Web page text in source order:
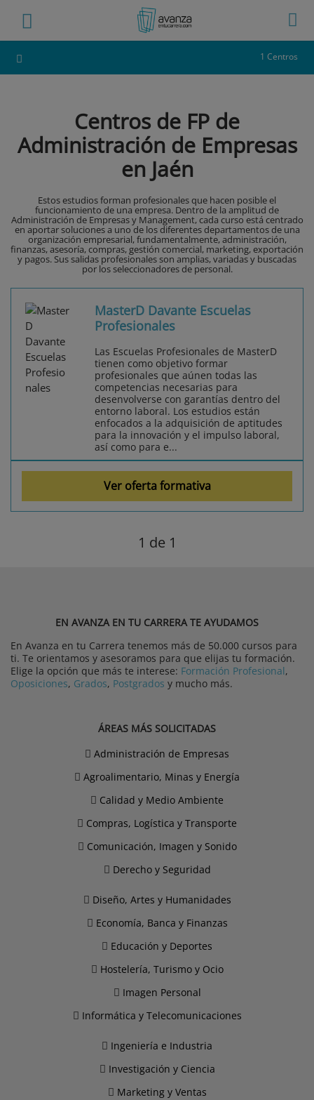
1 Centros
Centros de FP de
Administración de Empresas
en Jaén
Estos estudios forman profesionales que hacen posible el
funcionamiento de una empresa. Dentro de la amplitud de
Administración de Empresas y Management, cada curso está centrado
en aportar soluciones a uno de los diferentes departamentos de una
organización empresarial, fundamentalmente, administración,
finanzas, asesoría, compras, gestión comercial, marketing, exportación
y pagos. Sus salidas profesionales son amplias, variadas y buscadas
por los seleccionadores de personal.
MasterD Davante Escuelas
Profesionales
Las Escuelas Profesionales de MasterD
tienen como objetivo formar
profesionales que aúnen todas las
competencias necesarias para
desenvolverse con garantías dentro del
entorno laboral. Los estudios están
enfocados a la adquisición de aptitudes
para la innovación y el impulso laboral,
así como para e...
Ver oferta formativa
1 de 1
EN AVANZA EN TU CARRERA TE AYUDAMOS
En Avanza en tu Carrera tenemos más de 50.000 cursos para
ti. Te orientamos y asesoramos para que elijas tu formación.
Elige la opción que más te interese: Formación Profesional,
Oposiciones, Grados, Postgrados y mucho más.
ÁREAS MÁS SOLICITADAS
Administración de Empresas
Agroalimentario, Minas y Energía
Calidad y Medio Ambiente
Compras, Logística y Transporte
Comunicación, Imagen y Sonido
Derecho y Seguridad
Diseño, Artes y Humanidades
Economía, Banca y Finanzas
Educación y Deportes
Hostelería, Turismo y Ocio
Imagen Personal
Informática y Telecomunicaciones
Ingeniería e Industria
Investigación y Ciencia
Marketing y Ventas